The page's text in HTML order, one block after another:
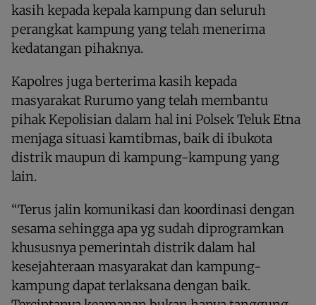
kasih kepada kepala kampung dan seluruh
perangkat kampung yang telah menerima
kedatangan pihaknya.
Kapolres juga berterima kasih kepada
masyarakat Rurumo yang telah membantu
pihak Kepolisian dalam hal ini Polsek Teluk Etna
menjaga situasi kamtibmas, baik di ibukota
distrik maupun di kampung-kampung yang
lain.
“Terus jalin komunikasi dan koordinasi dengan
sesama sehingga apa yg sudah diprogramkan
khususnya pemerintah distrik dalam hal
kesejahteraan masyarakat dan kampung-
kampung dapat terlaksana dengan baik.